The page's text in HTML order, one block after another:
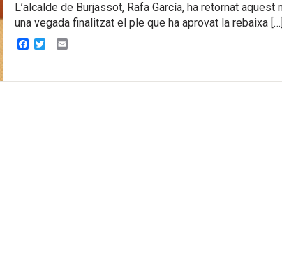
L’alcalde de Burjassot, Rafa García, ha retornat
una vegada finalitzat el ple que ha aprovat la rebaixa […]
Facebook
TwitterEmail